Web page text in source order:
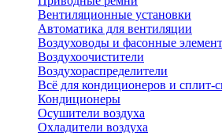
Вентиляционные установки
Автоматика для вентиляции
Воздуховоды и фасонные
Воздухоочистители
Воздухораспределители
Всё для кондиционеров и сплит-
Кондиционеры
Осушители воздуха
Охладители воздуха